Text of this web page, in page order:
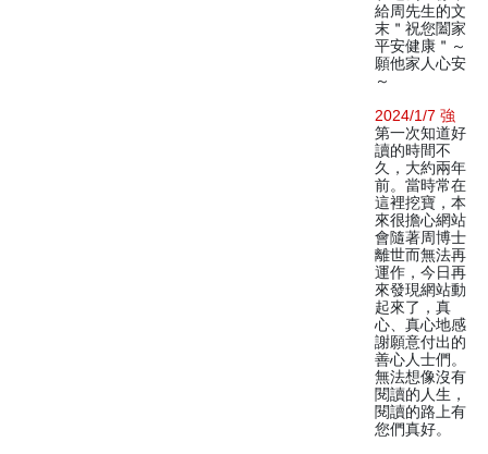
給周先生的文
末＂祝您闔家
平安健康＂～
願他家人心安
～
2024/1/7 強
第一次知道好
讀的時間不
久，大約兩年
前。當時常在
這裡挖寶，本
來很擔心網站
會隨著周博士
離世而無法再
運作，今日再
來發現網站動
起來了，真
心、真心地感
謝願意付出的
善心人士們。
無法想像沒有
閱讀的人生，
閱讀的路上有
您們真好。